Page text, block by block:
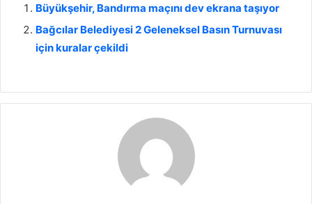
Büyükşehir, Bandırma maçını dev ekrana taşıyor
Bağcılar Belediyesi 2 Geleneksel Basın Turnuvası
için kuralar çekildi